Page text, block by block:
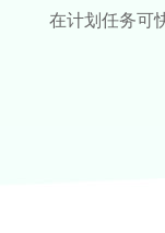
在计划任务可